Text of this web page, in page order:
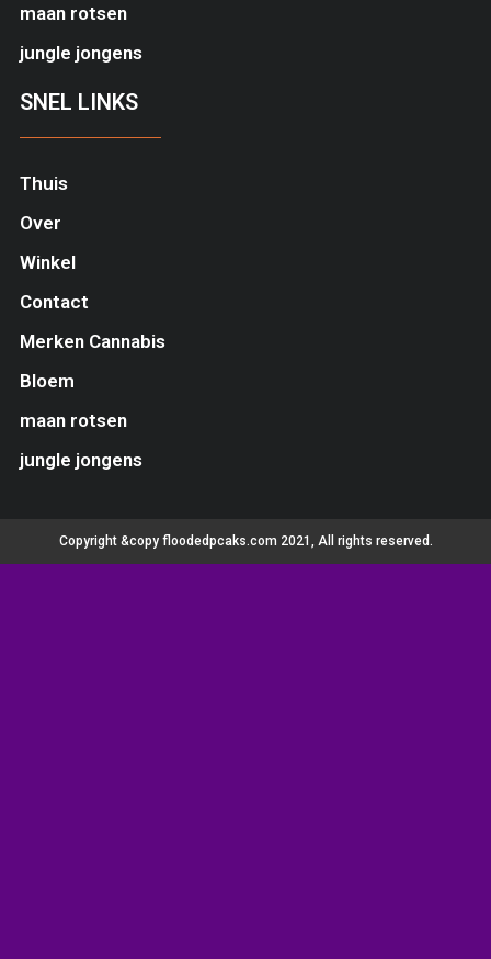
maan rotsen
jungle jongens
SNEL LINKS
Thuis
Over
Winkel
Contact
Merken Cannabis
Bloem
maan rotsen
jungle jongens
Copyright &copy floodedpcaks.com 2021, All rights reserved.